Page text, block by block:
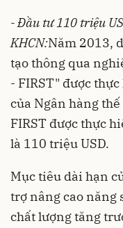
- Đầu tư 110 triệu
KHCN:Năm 2013,
tạo thông qua
- FIRST" được
của Ngân hàng
FIRST được thực
là 110 triệu USD.
Mục tiêu dài hạn
trợ nâng cao năng
chất lượng tăng